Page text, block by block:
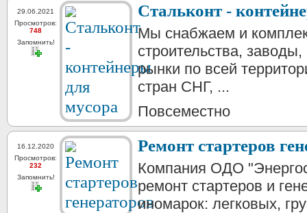
29.06.2021
Просмотров:
748
Запомнить!
Стальконт -
Мы снабжаем и
строительства,
рынки по всей
стран СНГ, ...
Повсеместно
16.12.2020
Просмотров:
232
Запомнить!
Ремонт стартеров
Компания ОДО
ремонт стартеров и
иномарок: легковых,